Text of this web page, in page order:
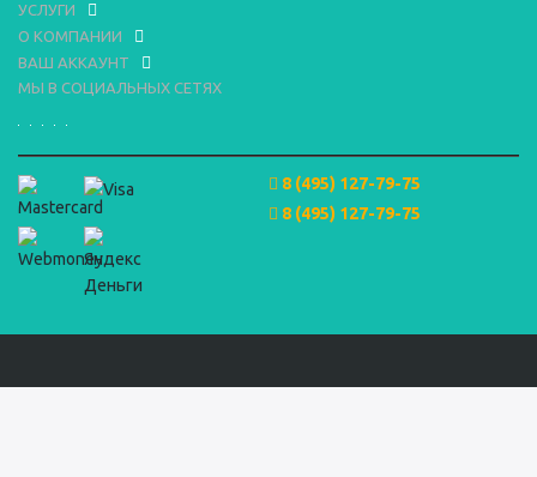
УСЛУГИ
О КОМПАНИИ
ВАШ АККАУНТ
МЫ В СОЦИАЛЬНЫХ СЕТЯХ
8 (495) 127-79-75
8 (495) 127-79-75